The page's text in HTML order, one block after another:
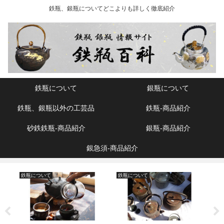
鉄瓶、銀瓶についてどこよりも詳しく徹底紹介
鉄瓶について 銀瓶について
鉄瓶、銀瓶以外の工芸品 鉄瓶‐商品紹介
砂鉄鉄瓶‐商品紹介 銀瓶‐商品紹介
銀急須‐商品紹介
鉄瓶について 鉄瓶について